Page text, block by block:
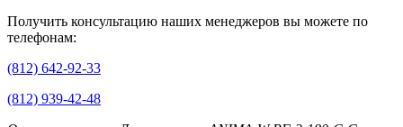
Получить консультацию наших менеджеров вы можете по
телефонам:
(812) 642-92-33
(812) 939-42-48